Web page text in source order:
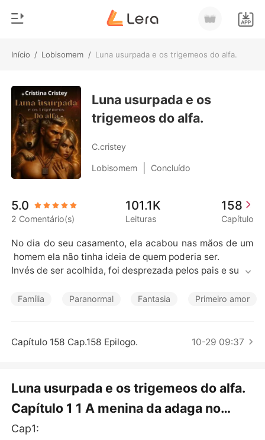
Início / Lobisomem / Luna usurpada e os trigemeos do alfa.
Loja
Histórico
Sair
Baixar App
Gênero
Moderno
Lobisomem
Contos
Bilionários
Contos Curtos
Luna usurpada e os
trigemeos do alfa.
C.cristey
Lobisomem Concluído
5.0
2 Comentário(s)
101.1K
Leituras
158
Capítulo
No dia do seu casamento, ela acabou nas mãos de um
homem ela não tinha ideia de quem poderia ser.
Invés de ser acolhida, foi desprezada pelos pais e subst
Derrotada e grávida de um homem que não lembrava e
sa de proteger os filhos que carregava e fugir para vive
Porque dentro dela cresciam três vidas marcadas pela l
ua e pelo sangue filhos do Alfa Supremo, o mais temido
a a ter tomado como companheira.
Família Paranormal Fantasia Primeiro amor
Capítulo 158 Cap.158 Epilogo. 10-29 09:37
Luna usurpada e os trigemeos do alfa.
Capítulo 1 1 A menina da adaga no
coração.
Cap1: